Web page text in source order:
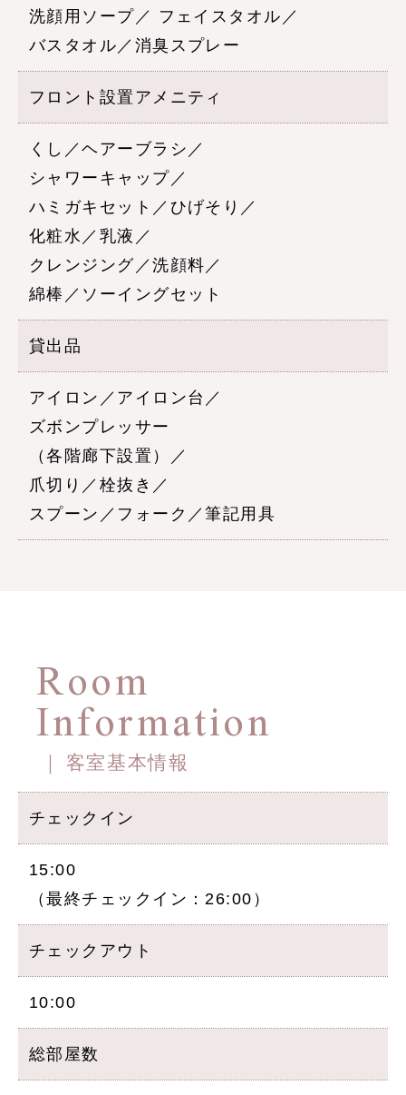
洗顔用ソープ／
フェイスタオル／
バスタオル／消臭スプレー
フロント設置アメニティ
くし／ヘアーブラシ／
シャワーキャップ／
ハミガキセット／ひげそり／
化粧水／乳液／
クレンジング／洗顔料／
綿棒／ソーイングセット
貸出品
アイロン／アイロン台／
ズボンプレッサー
（各階廊下設置）／
爪切り／栓抜き／
スプーン／フォーク／筆記用具
Room
Information
客室基本情報
チェックイン
15:00
（最終チェックイン：26:00）
チェックアウト
10:00
総部屋数